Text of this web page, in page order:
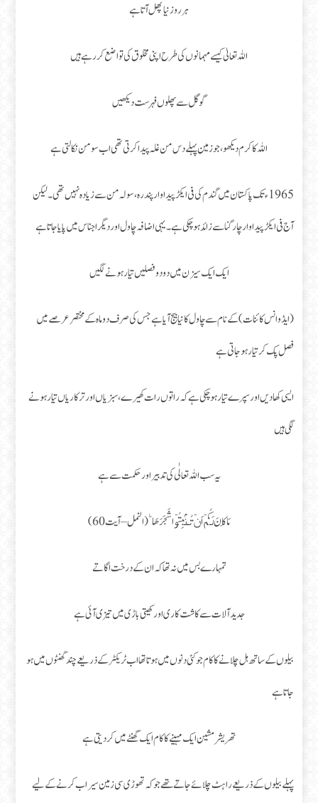
ہر روز نیا پھل آتا ہے
اللہ تعالیٰ کیسے مہمانوں کی طرح اپنی مخلوق کی تواضع کررہے ہیں
گوگل سے پھلوں فہرست دیکھیں
اللہ کا کرم دیکھو، جو زمین پہلے دس من غلہ پیدا کرتی تھی اب سو من نکالتی ہے
1965ء تک پاکستان میں گندم کی فی ایکڑ پیدا وار پندرہ ،سولہ من سے زیادہ نہیں تھی ۔ لیکن
آج فی ایکڑ پیداوار چار گنا سے زائد ہو چکی ہے ۔ یہی اضافہ چاول اور دیگر اجناس میں پایا جاتا ہے
ایک ایک سیزن میں دو دو فصلیں تیار ہونے لگیں
( ایڈوانس کائنات )کے نام سے چاول کا نیا بیج آیا ہے جس کی صرف دو ماہ کے مختصر عرصے میں
فصل پک کر تیار ہو جاتی ہے
ایسی کھادیں اور سپرے تیار ہو چکی ہے کہ راتوں رات کھیرے، سبزیاں اور ترکاریاں تیار ہونے
لگی ہیں
یہ سب اللہ تعالٰی کی تدبیر اور حکمت سے ہے
مَا كَانَ لَـكُمۡ اَنۡ تُـنۡۢبِتُوۡا شَجَرَهَا ؕ (النمل – آیت 60)
تمہارے بس میں نہ تھا کہ ان کے درخت اگاتے
جدید آلات سے کاشت کاری اور کھیتی باڑی میں تیزی آئی ہے
بیلوں کے ساتھ ہل چلانے کا کام جو کئی دنوں میں ہوتا تھا اب ٹریکٹر کے ذریعے چند گھنٹوں میں ہو
جاتا ہے
تھریشر مشین ایک مہینے کا کام ایک گھنٹے میں کر دیتی ہے
پہلے بیلوں کے ذریعے راہٹ چلائے جاتے تھے جو کہ تھوڑی سی زمین سیراب کرنے کے لیے